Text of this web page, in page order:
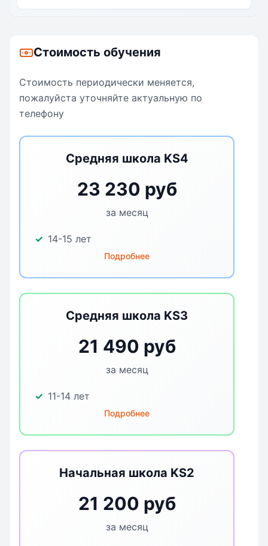
Стоимость обучения
Стоимость периодически меняется,
пожалуйста уточняйте актуальную по
телефону
Средняя школа KS4
23 230 руб
за месяц
14-15 лет
Подробнее
Средняя школа KS3
21 490 руб
за месяц
11-14 лет
Подробнее
Начальная школа KS2
21 200 руб
за месяц